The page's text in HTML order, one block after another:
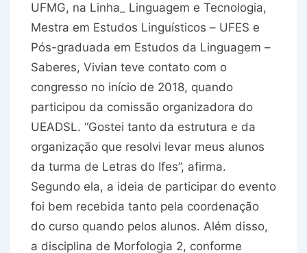
UFMG, na Linha_ Linguagem e Tecnologia,
Mestra em Estudos Linguísticos – UFES e
Pós-graduada em Estudos da Linguagem –
Saberes, Vivian teve contato com o
congresso no início de 2018, quando
participou da comissão organizadora do
UEADSL. “Gostei tanto da estrutura e da
organização que resolvi levar meus alunos
da turma de Letras do Ifes”, afirma.
Segundo ela, a ideia de participar do evento
foi bem recebida tanto pela coordenação
do curso quando pelos alunos. Além disso,
a disciplina de Morfologia 2, conforme